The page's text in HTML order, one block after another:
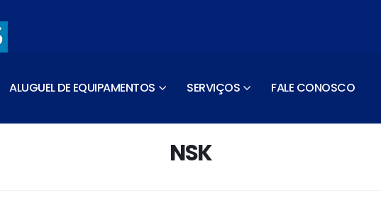
ALUGUEL DE EQUIPAMENTOS SERVIÇOS FALE CONOSCO
NSK